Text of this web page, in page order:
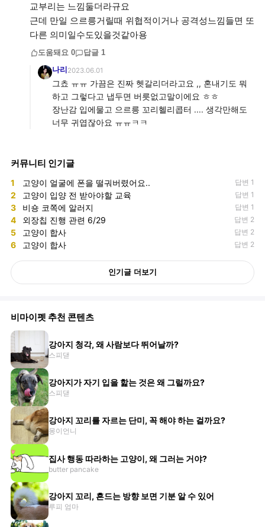
교부리는 느낌둘더라규요
근데 만일 으르릉거릴때 위협적이거나 공격성느낌들면 또
다른 의미일수도있을것같아용
도움돼요 0 답글 1
나리 2023.06.01
그쵸 ㅠㅠ 가끔은 진짜 헷갈리더라고요 ,, 혼내기도 뭐
하고 그렇다고 냅두면 버릇없고말이에요 ㅎㅎ
장난감 입에물고 으르릉 꼬리헬리콥터 .... 생각만해도
너무 귀엽잖아요 ㅠㅠㅋㅋ
커뮤니티 인기글
1 고양이 얼굴에 폰을 떨궈버렸어요.. 답변 1
2 고양이 입양 전 받아야할 교육 답변 1
3 비숑 코쪽에 알러지 답변 1
4 외장칩 진행 관련 6/29 답변 2
5 고양이 합사 답변 2
6 고양이 합사 답변 2
인기글 더보기
비마이펫 추천 콘텐츠
강아지 청각, 왜 사람보다 뛰어날까?
스피댇
강아지가 자기 입을 핥는 것은 왜 그럴까요?
스피댇
강아지 꼬리를 자르는 단미, 꼭 해야 하는 걸까요?
몽이언니
집사 행동 따라하는 고양이, 왜 그러는 거야?
butter pancake
강아지 꼬리, 흔드는 방향 보면 기분 알 수 있어
루피 엄마